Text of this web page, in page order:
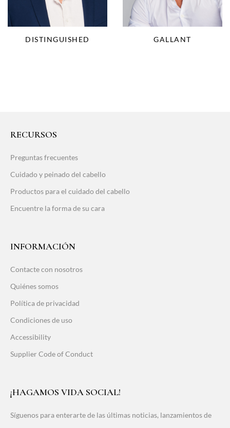
DISTINGUISHED GALLANT
RECURSOS
Preguntas frecuentes
Cuidado y peinado del cabello
Productos para el cuidado del cabello
Encuentre la forma de su cara
INFORMACIÓN
Contacte con nosotros
Quiénes somos
Política de privacidad
Condiciones de uso
Accessibility
Supplier Code of Conduct
¡HAGAMOS VIDA SOCIAL!
Síguenos para enterarte de las últimas noticias, lanzamientos de